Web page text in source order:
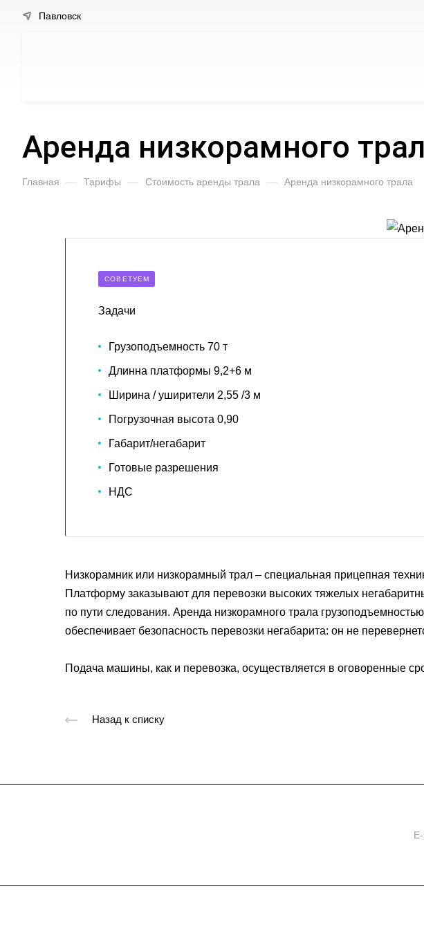
Павловск
Аренда низкорамного
Главная — Тарифы — Стоимость аренды трала — Аренда низкорамного трала
CОВЕТУЕМ
Задачи
Грузоподъемность 70 т
Длинна платформы 9,2+6 м
Ширина / уширители 2,55 /3 м
Погрузочная высота 0,90
Габарит/негабарит
Готовые разрешения
НДС
Низкорамник или низкорамный трал – специальная прицепная
Платформу заказывают для перевозки высоких тяжелых
по пути следования. Аренда низкорамного трала
обеспечивает безопасность перевозки негабарита: он не
Подача машины, как и перевозка, осуществляется в оговоренные
Назад к списку